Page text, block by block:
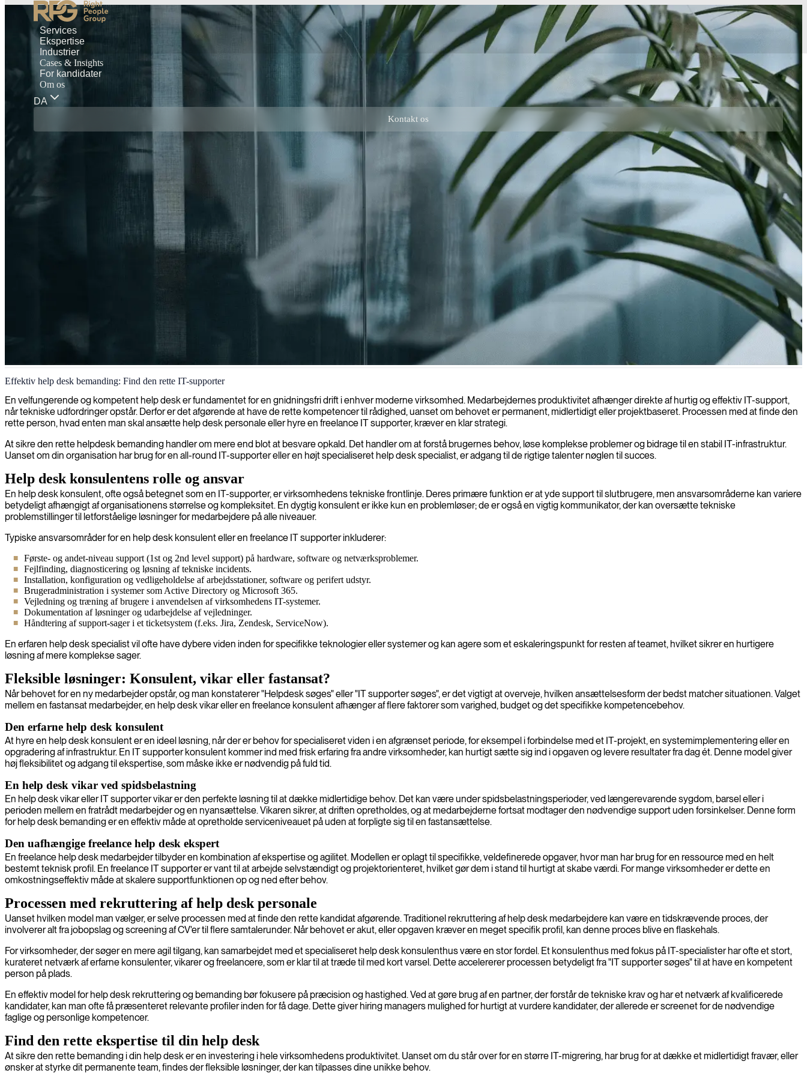
Services
Ekspertise
Industrier
Cases & Insights
For kandidater
Om os
DA
Kontakt os
IT-helpdesk procesoptimering
Vi optimerer dine IT-helpdesk-processer med vores ekspertise inden for optimering, hvilket sikrer hurtigere løsningstider og forbedret brugertilfredshed.
Effektiv help desk bemanding: Find den rette IT-supporter
En velfungerende og kompetent help desk er fundamentet for en gnidningsfri drift i enhver moderne virksomhed. Medarbejdernes produktivitet afhænger direkte af hurtig og effektiv IT-support,
når tekniske udfordringer opstår. Derfor er det afgørende at have de rette kompetencer til rådighed, uanset om behovet er permanent, midlertidigt eller projektbaseret. Processen med at finde den
rette person, hvad enten man skal ansætte help desk personale eller hyre en freelance IT supporter, kræver en klar strategi.
At sikre den rette helpdesk bemanding handler om mere end blot at besvare opkald. Det handler om at forstå brugernes behov, løse komplekse problemer og bidrage til en stabil IT-infrastruktur.
Uanset om din organisation har brug for en all-round IT-supporter eller en højt specialiseret help desk specialist, er adgang til de rigtige talenter nøglen til succes.
Help desk konsulentens rolle og ansvar
En help desk konsulent, ofte også betegnet som en IT-supporter, er virksomhedens tekniske frontlinje. Deres primære funktion er at yde support til slutbrugere, men ansvarsområderne kan variere
betydeligt afhængigt af organisationens størrelse og kompleksitet. En dygtig konsulent er ikke kun en problemløser; de er også en vigtig kommunikator, der kan oversætte tekniske
problemstillinger til letforståelige løsninger for medarbejdere på alle niveauer.
Typiske ansvarsområder for en help desk konsulent eller en freelance IT supporter inkluderer:
Første- og andet-niveau support (1st og 2nd level support) på hardware, software og netværksproblemer.
Fejlfinding, diagnosticering og løsning af tekniske incidents.
Installation, konfiguration og vedligeholdelse af arbejdsstationer, software og perifert udstyr.
Brugeradministration i systemer som Active Directory og Microsoft 365.
Vejledning og træning af brugere i anvendelsen af virksomhedens IT-systemer.
Dokumentation af løsninger og udarbejdelse af vejledninger.
Håndtering af support-sager i et ticketsystem (f.eks. Jira, Zendesk, ServiceNow).
En erfaren help desk specialist vil ofte have dybere viden inden for specifikke teknologier eller systemer og kan agere som et eskaleringspunkt for resten af teamet, hvilket sikrer en hurtigere
løsning af mere komplekse sager.
Fleksible løsninger: Konsulent, vikar eller fastansat?
Når behovet for en ny medarbejder opstår, og man konstaterer "Helpdesk søges" eller "IT supporter søges", er det vigtigt at overveje, hvilken ansættelsesform der bedst matcher situationen. Valget
mellem en fastansat medarbejder, en help desk vikar eller en freelance konsulent afhænger af flere faktorer som varighed, budget og det specifikke kompetencebehov.
Den erfarne help desk konsulent
At hyre en help desk konsulent er en ideel løsning, når der er behov for specialiseret viden i en afgrænset periode, for eksempel i forbindelse med et IT-projekt, en systemimplementering eller en
opgradering af infrastruktur. En IT supporter konsulent kommer ind med frisk erfaring fra andre virksomheder, kan hurtigt sætte sig ind i opgaven og levere resultater fra dag ét. Denne model giver
høj fleksibilitet og adgang til ekspertise, som måske ikke er nødvendig på fuld tid.
En help desk vikar ved spidsbelastning
En help desk vikar eller IT supporter vikar er den perfekte løsning til at dække midlertidige behov. Det kan være under spidsbelastningsperioder, ved længerevarende sygdom, barsel eller i
perioden mellem en fratrådt medarbejder og en nyansættelse. Vikaren sikrer, at driften opretholdes, og at medarbejderne fortsat modtager den nødvendige support uden forsinkelser. Denne form
for help desk bemanding er en effektiv måde at opretholde serviceniveauet på uden at forpligte sig til en fastansættelse.
Den uafhængige freelance help desk ekspert
En freelance help desk medarbejder tilbyder en kombination af ekspertise og agilitet. Modellen er oplagt til specifikke, veldefinerede opgaver, hvor man har brug for en ressource med en helt
bestemt teknisk profil. En freelance IT supporter er vant til at arbejde selvstændigt og projektorienteret, hvilket gør dem i stand til hurtigt at skabe værdi. For mange virksomheder er dette en
omkostningseffektiv måde at skalere supportfunktionen op og ned efter behov.
Processen med rekruttering af help desk personale
Uanset hvilken model man vælger, er selve processen med at finde den rette kandidat afgørende. Traditionel rekruttering af help desk medarbejdere kan være en tidskrævende proces, der
involverer alt fra jobopslag og screening af CV'er til flere samtalerunder. Når behovet er akut, eller opgaven kræver en meget specifik profil, kan denne proces blive en flaskehals.
For virksomheder, der søger en mere agil tilgang, kan samarbejdet med et specialiseret help desk konsulenthus være en stor fordel. Et konsulenthus med fokus på IT-specialister har ofte et stort,
kurateret netværk af erfarne konsulenter, vikarer og freelancere, som er klar til at træde til med kort varsel. Dette accelererer processen betydeligt fra "IT supporter søges" til at have en kompetent
person på plads.
En effektiv model for help desk rekruttering og bemanding bør fokusere på præcision og hastighed. Ved at gøre brug af en partner, der forstår de tekniske krav og har et netværk af kvalificerede
kandidater, kan man ofte få præsenteret relevante profiler inden for få dage. Dette giver hiring managers mulighed for hurtigt at vurdere kandidater, der allerede er screenet for de nødvendige
faglige og personlige kompetencer.
Find den rette ekspertise til din help desk
At sikre den rette bemanding i din help desk er en investering i hele virksomhedens produktivitet. Uanset om du står over for en større IT-migrering, har brug for at dække et midlertidigt fravær, eller
ønsker at styrke dit permanente team, findes der fleksible løsninger, der kan tilpasses dine unikke behov.